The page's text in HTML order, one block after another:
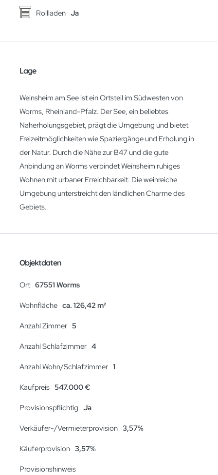
Rollladen Ja
Lage
Weinsheim am See ist ein Ortsteil im Südwesten von
Worms, Rheinland-Pfalz. Der See, ein beliebtes
Naherholungsgebiet, prägt die Umgebung und bietet
Freizeitmöglichkeiten wie Spaziergänge und Erholung in
der Natur. Durch die Nähe zur B47 und die gute
Anbindung an Worms verbindet Weinsheim ruhiges
Wohnen mit urbaner Erreichbarkeit. Die weinreiche
Umgebung unterstreicht den ländlichen Charme des
Gebiets.
Objektdaten
Ort 67551 Worms
Wohnfläche ca. 126,42 m²
Anzahl Zimmer 5
Anzahl Schlafzimmer 4
Anzahl Wohn/Schlafzimmer 1
Kaufpreis 547.000 €
Provisionspflichtig Ja
Verkäufer-/Vermieterprovision 3,57%
Käuferprovision 3,57%
Provisionshinweis